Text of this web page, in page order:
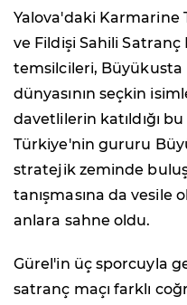
Yalova'daki Karmarine
ve Fildişi Sahili Satranç
temsilcileri, Büyükusta
dünyasının seçkin
davetlilerin katıldığı
Türkiye'nin gururu
stratejik zeminde
tanışmasına da vesile
anlara sahne oldu.
Gürel'in üç sporcuyla
satranç maçı farklı